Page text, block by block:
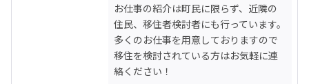
お仕事の紹介は町民に限らず、近隣の
住民、移住者検討者にも行っています。
多くのお仕事を用意しておりますので
移住を検討されている方はお気軽に連
絡ください！